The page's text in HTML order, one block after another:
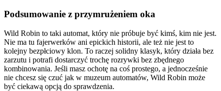
Podsumowanie z przymrużeniem oka
Wild Robin to taki automat, który nie próbuje być kimś, kim nie jest.
Nie ma tu fajerwerków ani epickich historii, ale też nie jest to
kolejny bezpłciowy klon. To raczej solidny klasyk, który działa bez
zarzutu i potrafi dostarczyć trochę rozrywki bez zbędnego
kombinowania. Jeśli masz ochotę na coś prostego, a jednocześnie
nie chcesz się czuć jak w muzeum automatów, Wild Robin może
być ciekawą opcją do sprawdzenia.